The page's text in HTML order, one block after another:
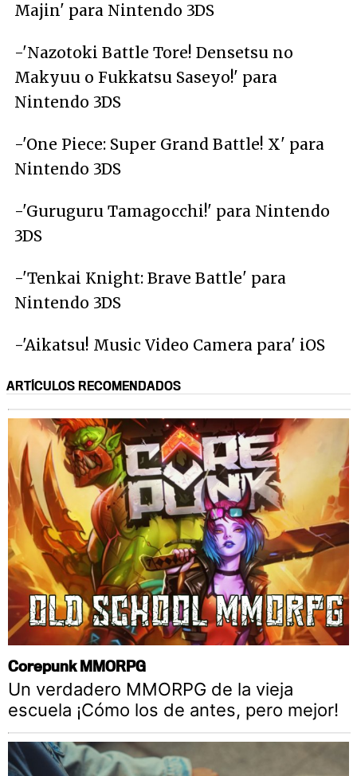
Majin' para Nintendo 3DS
-'Nazotoki Battle Tore! Densetsu no
Makyuu o Fukkatsu Saseyo!' para
Nintendo 3DS
-'One Piece: Super Grand Battle! X' para
Nintendo 3DS
-'Guruguru Tamagocchi!' para Nintendo
3DS
-'Tenkai Knight: Brave Battle' para
Nintendo 3DS
-'Aikatsu! Music Video Camera para' iOS
ARTÍCULOS RECOMENDADOS
Corepunk MMORPG
Un verdadero MMORPG de la vieja
escuela ¡Cómo los de antes, pero mejor!